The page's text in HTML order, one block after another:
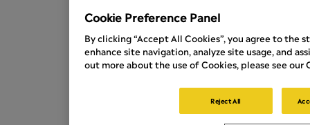
Cookie Preference Panel
By clicking “Accept All Cookies”, you agree to the
enhance site navigation, analyze site usage, and
out more about the use of Cookies, please see our
Reject All